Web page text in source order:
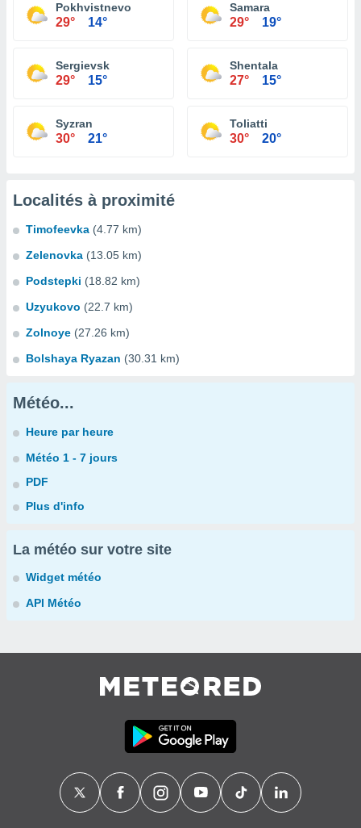
Pokhvistnevo
29° 14°
Samara
29° 19°
Sergievsk
29° 15°
Shentala
27° 15°
Syzran
30° 21°
Toliatti
30° 20°
Localités à proximité
Timofeevka (4.77 km)
Zelenovka (13.05 km)
Podstepki (18.82 km)
Uzyukovo (22.7 km)
Zolnoye (27.26 km)
Bolshaya Ryazan (30.31 km)
Météo...
Heure par heure
Météo 1 - 7 jours
PDF
Plus d'info
La météo sur votre site
Widget météo
API Météo